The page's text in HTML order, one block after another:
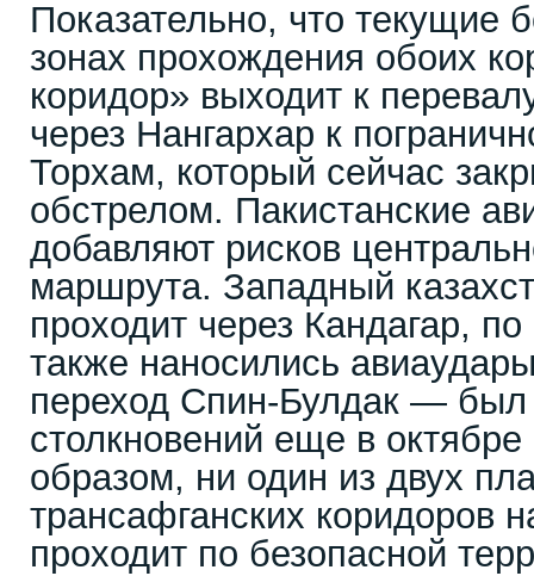
Показательно, что текущие
зонах прохождения обоих
коридор» выходит к
через Нангархар к
Торхам, который сейчас
обстрелом. Пакистанские
добавляют рисков
маршрута. Западный
проходит через Кандагар,
также наносились
переход Спин-Булдак — был
столкновений еще в
образом, ни один из двух
трансафганских коридоров
проходит по безопасной